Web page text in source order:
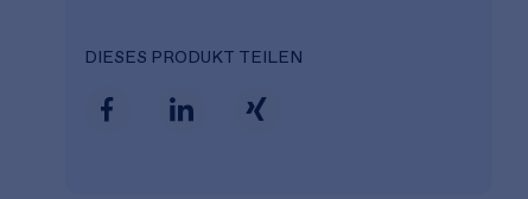
DIESES PRODUKT TEILEN